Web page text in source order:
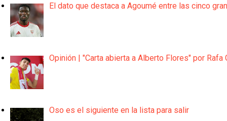
El dato que destaca a Agoumé entre las cinco
Opinión | "Carta abierta a Alberto Flores" por Rafa
Oso es el siguiente en la lista para salir